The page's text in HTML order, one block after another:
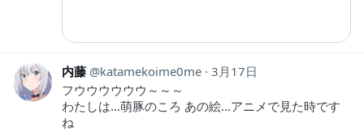
内藤 katamekoime0me 3月17日
フウウウウウウ～～～
わたしは…萌豚のころ あの絵…アニメで見た時です
ね